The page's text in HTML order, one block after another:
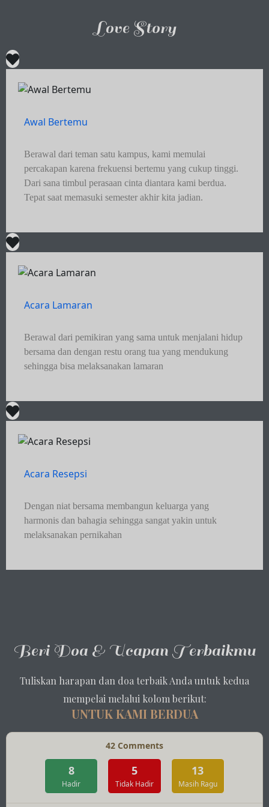
Love Story
Awal Bertemu
Berawal dari teman satu kampus, kami memulai
percakapan karena frekuensi bertemu yang cukup tinggi.
Dari sana timbul perasaan cinta diantara kami berdua.
Tepat saat memasuki semester akhir kita jadian.
Acara Lamaran
Berawal dari pemikiran yang sama untuk menjalani hidup
bersama dan dengan restu orang tua yang mendukung
sehingga bisa melaksanakan lamaran
Acara Resepsi
Dengan niat bersama membangun keluarga yang
harmonis dan bahagia sehingga sangat yakin untuk
melaksanakan pernikahan
Beri Doa & Ucapan Terbaikmu
Tuliskan harapan dan doa terbaik Anda untuk kedua
mempelai melalui kolom berikut:
UNTUK KAMI BERDUA
42 Comments
8
Hadir
5
Tidak Hadir
13
Masih Ragu